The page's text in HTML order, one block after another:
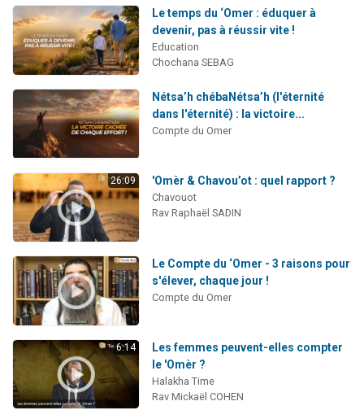
Le temps du ‘Omer : éduquer à
devenir, pas à réussir vite !
Education
Chochana SEBAG
Nétsa’h chébaNétsa’h (l'éternité
dans l'éternité) : la victoire...
Compte du Omer
26:09 'Omèr & Chavou’ot : quel rapport ?
Chavouot
Rav Raphaël SADIN
Le Compte du ‘Omer - 3 raisons pour
s'élever, chaque jour !
Compte du Omer
6:14
Les femmes peuvent-elles compter
le 'Omèr ?
Halakha Time
Rav Mickaël COHEN